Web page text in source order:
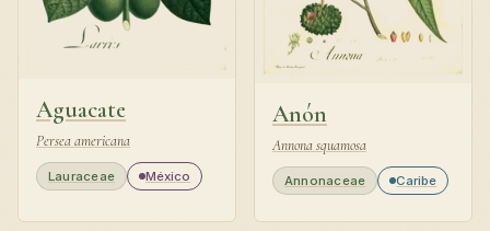
Aguacate
Persea americana
Lauraceae México
Anón
Annona squamosa
Annonaceae Caribe